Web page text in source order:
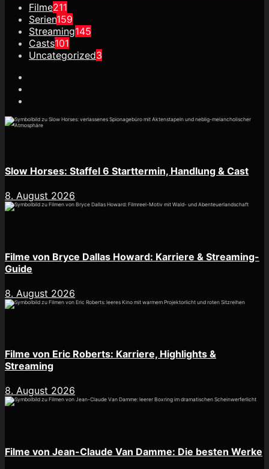
Filme211
Serien159
Streaming145
Casts101
Uncategorized3
Slow Horses: Staffel 6 Starttermin, Handlung & Cast
8. August 2026
Filme von Bryce Dallas Howard: Karriere & Streaming-
Guide
8. August 2026
Filme von Eric Roberts: Karriere, Highlights &
Streaming
8. August 2026
Filme von Jean-Claude Van Damme: Die besten Werke